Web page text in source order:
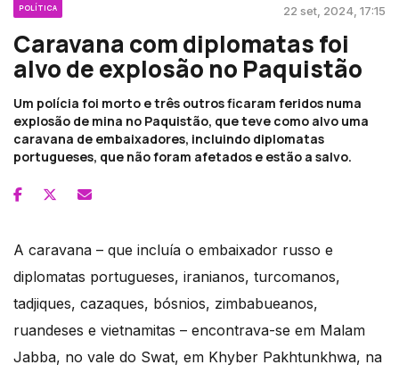
POLÍTICA 22 set, 2024, 17:15
Caravana com diplomatas foi
alvo de explosão no Paquistão
Um polícia foi morto e três outros ficaram feridos numa
explosão de mina no Paquistão, que teve como alvo uma
caravana de embaixadores, incluindo diplomatas
portugueses, que não foram afetados e estão a salvo.
A caravana – que incluía o embaixador russo e
diplomatas portugueses, iranianos, turcomanos,
tadjiques, cazaques, bósnios, zimbabueanos,
ruandeses e vietnamitas – encontrava-se em Malam
Jabba, no vale do Swat, em Khyber Pakhtunkhwa, na